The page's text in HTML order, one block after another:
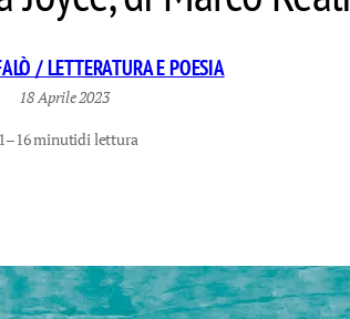
/ LETTERATURA E POESIA
18 Aprile 2023
minutidi lettura